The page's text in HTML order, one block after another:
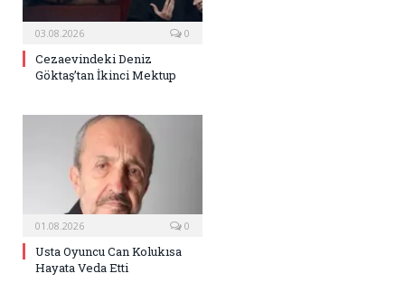
03.08.2026 0
Cezaevindeki Deniz
Göktaş’tan İkinci Mektup
01.08.2026 0
Usta Oyuncu Can Kolukısa
Hayata Veda Etti